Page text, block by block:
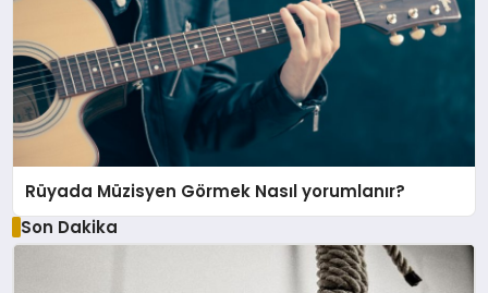
Rüyada Müzisyen Görmek Nasıl yorumlanır?
Son Dakika